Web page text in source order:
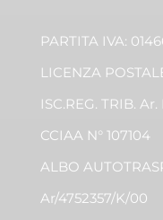
PARTITA IVA:
LICENZA
ISC.REG. TRIB. Ar.
CCIAA N° 107104
ALBO
Ar/4752357/K/00